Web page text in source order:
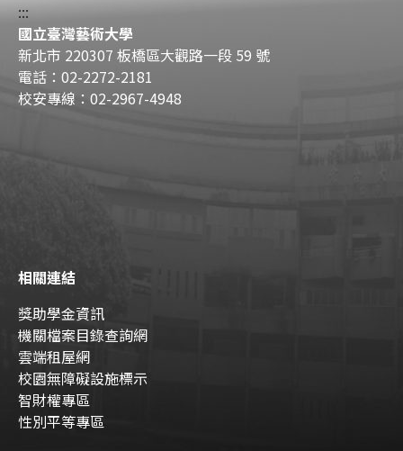
:::
國立臺灣藝術大學
新北市 220307 板橋區大觀路一段 59 號
電話：02-2272-2181
校安專線：02-2967-4948
相關連結
獎助學金資訊
機關檔案目錄查詢網
雲端租屋網
校園無障礙設施標示
智財權專區
性別平等專區